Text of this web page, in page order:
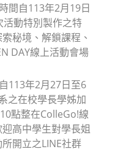
間自113年2月19日
動特別製作之特
秘境、解鎖課程、
DAY線上活動會場
113年2月27日至6
之在校學長學姊加
點整在ColleGo!線
高中學生對學長姐
開立之LINE社群